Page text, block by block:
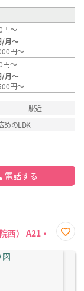
円～
/月～
円～
円～
/月～
円～
駅近
めのLDK
電話する
西） A21・
に入